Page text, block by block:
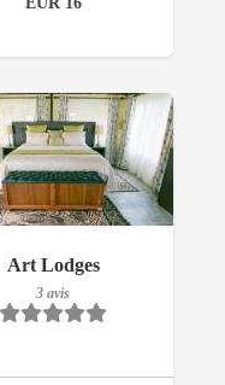
Art Lodges
3 avis
déjeuner inclus
3 avis